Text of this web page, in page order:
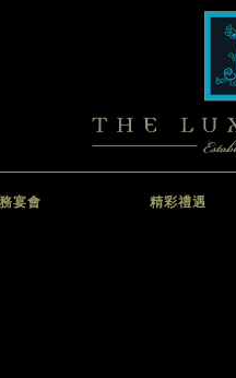
宴會 精彩禮遇